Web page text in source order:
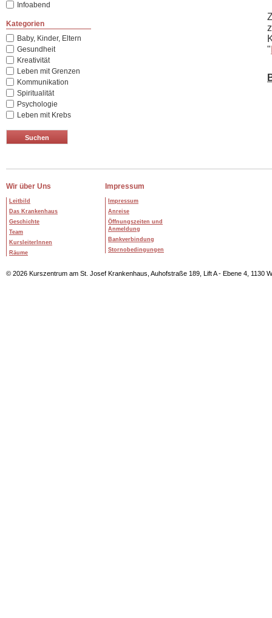
Infoabend
Kategorien
Baby, Kinder, Eltern
Gesundheit
Kreativität
Leben mit Grenzen
Kommunikation
Spiritualität
Psychologie
Leben mit Krebs
"
Wir über Uns
Leitbild
Das Krankenhaus
Geschichte
Team
KursleiterInnen
Räume
Impressum
Impressum
Anreise
Öffnungszeiten und
Anmeldung
Bankverbindung
Stornobedingungen
© 2026 Kurszentrum am St. Josef Krankenhaus, Auhofstraße 189, Lift A - Ebene 4, 1130